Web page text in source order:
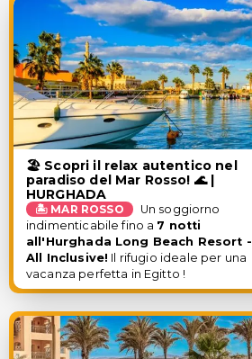
🏖️ Scopri il relax autentico nel
paradiso del Mar Rosso! 🌊 |
HURGHADA
🏝️ MAR ROSSO
Un soggiorno
indimenticabile fino a 7 notti
all'Hurghada Long Beach Resort -
All Inclusive! Il rifugio ideale per una
vacanza perfetta in Egitto !